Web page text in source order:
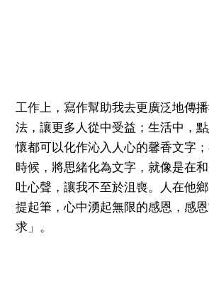
工作上，寫作幫助我去更廣泛地傳
法，讓更多人從中受益；生活中，
懷都可以化作沁入人心的馨香文字
時候，將思緒化為文字，就像是在
吐心聲，讓我不至於沮喪。人在他
提起筆，心中湧起無限的感恩，感
求」。